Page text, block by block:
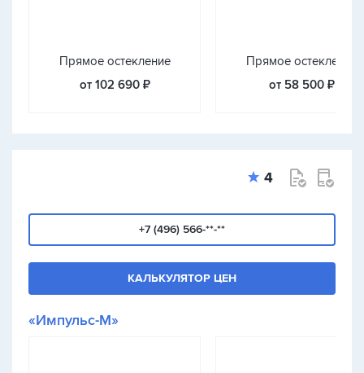
Прямое остекление
от 102 690 ₽
Прямое остекление
от 58 500 ₽
4
+7 (496) 566-**-**
КАЛЬКУЛЯТОР ЦЕН
«Импульс-М»